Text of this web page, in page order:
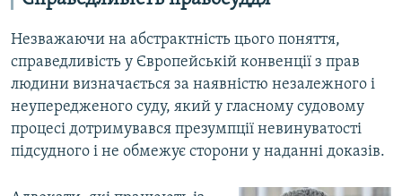
Незважаючи на абстрактність цього поняття,
справедливість у Європейській конвенції з прав
людини визначається за наявністю незалежного і
неупередженого суду, який у гласному судовому
процесі дотримувався презумпції невинуватості
підсудного і не обмежує сторони у наданні доказів.